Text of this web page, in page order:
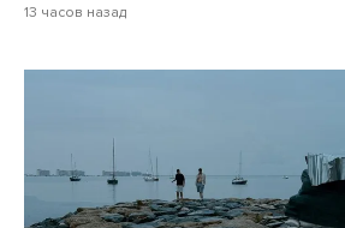
13 часов назад